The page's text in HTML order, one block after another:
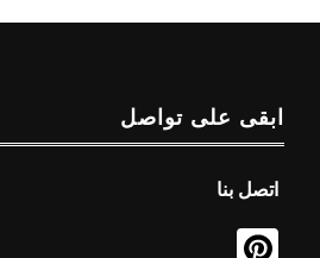
ابقى على تواصل
اتصل بنا